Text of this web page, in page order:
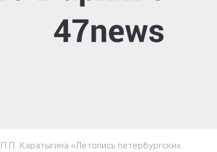
Каратыгина «Летопись петербургских